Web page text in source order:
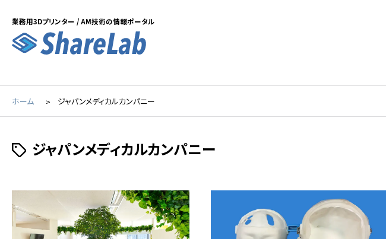
業務用3Dプリンター / AM技術の情報ポータル
ホーム ジャパンメディカルカンパニー
ジャパンメディカルカンパニー